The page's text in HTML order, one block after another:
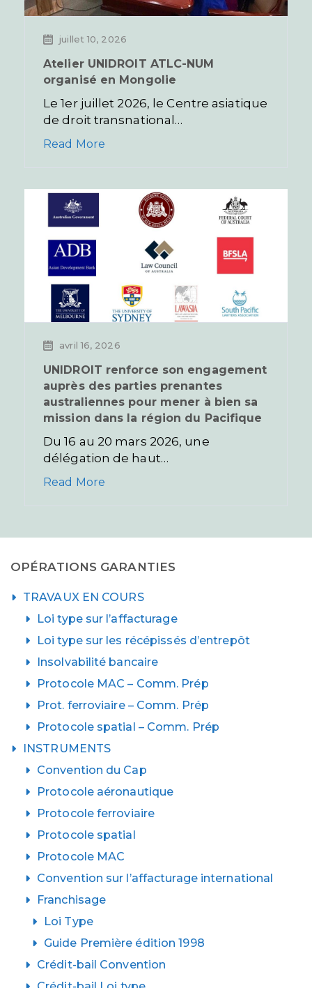
juillet 10, 2026
Atelier UNIDROIT ATLC-NUM
organisé en Mongolie
Le 1er juillet 2026, le Centre asiatique
de droit transnational…
Read More
avril 16, 2026
UNIDROIT renforce son engagement
auprès des parties prenantes
australiennes pour mener à bien sa
mission dans la région du Pacifique
Du 16 au 20 mars 2026, une
délégation de haut…
Read More
OPÉRATIONS GARANTIES
TRAVAUX EN COURS
Loi type sur l’affacturage
Loi type sur les récépissés d’entrepôt
Insolvabilité bancaire
Protocole MAC – Comm. Prép
Prot. ferroviaire – Comm. Prép
Protocole spatial – Comm. Prép
INSTRUMENTS
Convention du Cap
Protocole aéronautique
Protocole ferroviaire
Protocole spatial
Protocole MAC
Convention sur l’affacturage international
Franchisage
Loi Type
Guide Première édition 1998
Crédit-bail Convention